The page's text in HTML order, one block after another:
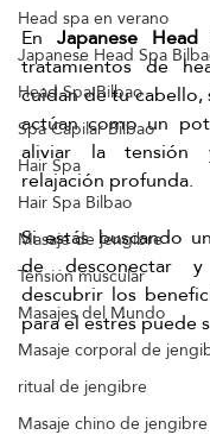
Head spa en verano
Japanese Head Spa
Head Spa Bilbao
Spa Capilar Bilbao
Hair Spa
Hair Spa Bilbao
Masaje de jengibre
Tensión muscular
Masajes del Mundo
Masaje corporal de
ritual de jengibre
Masaje chino de jengibre
En Japanese
tratamientos de
cuidan de tu
actúan como un
aliviar la
relajación profunda.
Si estás buscando
de desconectar
descubrir los
para el estrés puede